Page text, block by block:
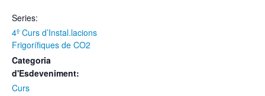
Series:
4º Curs d’Instal.lacions
Frigorífiques de CO2
Categoria
d'Esdeveniment:
Curs